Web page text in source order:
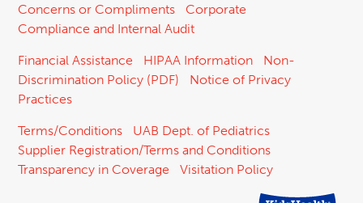
Concerns or Compliments
Corporate
Compliance and Internal Audit
Financial Assistance HIPAA Information
Non-
Discrimination Policy (PDF)
Notice of Privacy
Practices
Terms/Conditions
UAB Dept. of Pediatrics
Supplier Registration/Terms and Conditions
Transparency in Coverage
Visitation Policy